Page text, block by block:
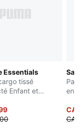
Essentials
tissé
Enfant et